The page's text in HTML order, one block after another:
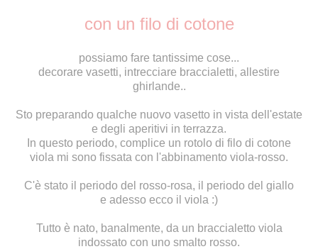
con un filo di cotone
possiamo fare tantissime cose...
decorare vasetti, intrecciare braccialetti, allestire
ghirlande..
Sto preparando qualche nuovo vasetto in vista dell'estate
e degli aperitivi in terrazza.
In questo periodo, complice un rotolo di filo di cotone
viola mi sono fissata con l'abbinamento viola-rosso.
C'è stato il periodo del rosso-rosa, il periodo del giallo
e adesso ecco il viola :)
Tutto è nato, banalmente, da un braccialetto viola
indossato con uno smalto rosso.